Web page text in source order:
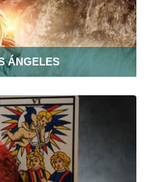
ÁNGELES